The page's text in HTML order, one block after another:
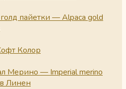
пайетки — Alpaca gold
Колор
Мерино — Imperial merino
Линен